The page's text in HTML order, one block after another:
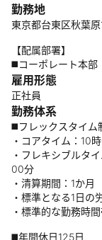
勤務地
東京都台東区秋葉
【配属部署】
◼️コーポレート本
雇用形態
正社員
勤務体系
◼️フレックスタイム
・コアタイム：10
・フレキシブルタ
00分
・清算期間：1か月
・標準となる1日の
・標準的な勤務時
◼️年間休日125日